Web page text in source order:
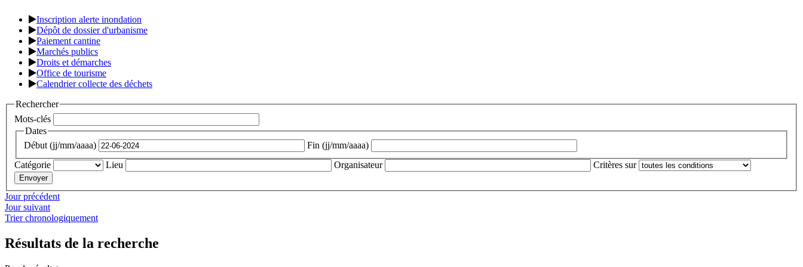
Inscription alerte inondation
Dépôt de dossier d'urbanisme
Paiement cantine
Marchés publics
Droits et démarches
Office de tourisme
Calendrier collecte des déchets
Rechercher
Mots-clés
Dates
Début (jj/mm/aaaa)
Fin (jj/mm/aaaa)
Catégorie
Lieu Organisateur Critères sur
Jour précédent
Jour suivant
Trier chronologiquement
Résultats de la recherche